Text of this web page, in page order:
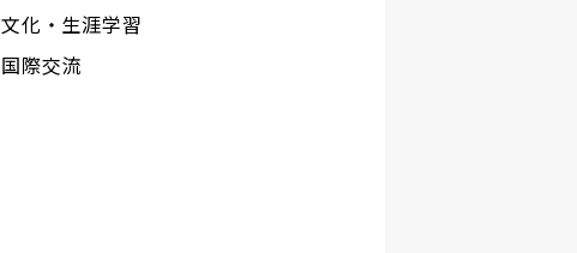
文化・生涯学習
国際交流